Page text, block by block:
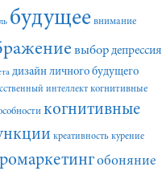
будущее внимание
выбор депрессия
дизайн личного будущего
интеллект когнитивные
когнитивные
креативность курение
обоняние